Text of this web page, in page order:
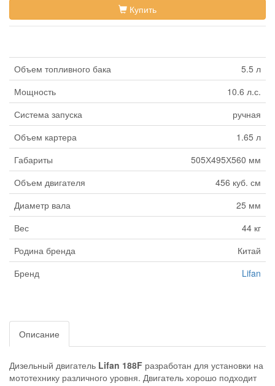
Купить
Объем топливного бака
5.5 л
Мощность
10.6 л.с.
Система запуска
ручная
Объем картера
1.65 л
Габариты
505Х495Х560 мм
Объем двигателя
456 куб. см
Диаметр вала
25 мм
Вес
44 кг
Родина бренда
Китай
Бренд
Lifan
Описание
Дизельный двигатель Lifan 188F разработан для установки на
мототехнику различного уровня. Двигатель хорошо подходит